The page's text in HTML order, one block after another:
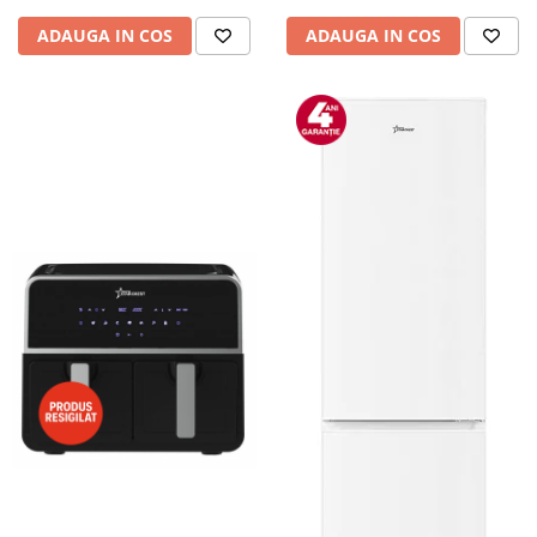
Camere auto
Baterii
Console & Jocuri
Accesorii console & PC
Birouri gaming
Console Hardware
Ochelari VR Gaming
Scaune gaming
Console Jocuri
ADAUGA IN COS ADAUGA IN COS